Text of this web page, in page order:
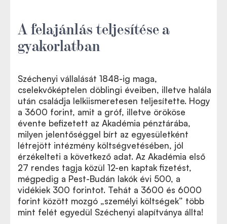
A felajánlás teljesítése a
gyakorlatban
Széchenyi vállalását 1848-ig maga,
cselekvőképtelen döblingi éveiben, illetve halála
után családja lelkiismeretesen teljesítette. Hogy
a 3600 forint, amit a gróf, illetve örököse
évente befizetett az Akadémia pénztárába,
milyen jelentőséggel bírt az egyesületként
létrejött intézmény költségvetésében, jól
érzékelteti a következő adat. Az Akadémia első
27 rendes tagja közül 12-en kaptak fizetést,
mégpedig a Pest-Budán lakók évi 500, a
vidékiek 300 forintot. Tehát a 3600 és 6000
forint között mozgó „személyi költségek” több
mint felét egyedül Széchenyi alapítványa állta!